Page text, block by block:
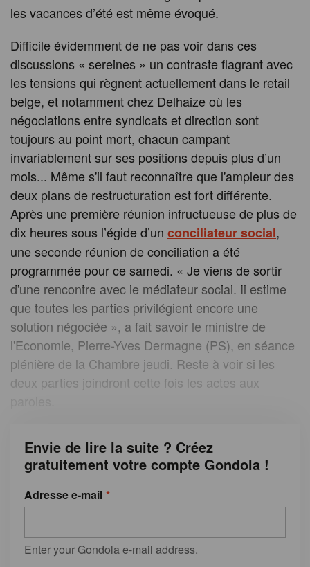
les vacances d’été est même évoqué.
Difficile évidemment de ne pas voir dans ces
discussions « sereines » un contraste flagrant avec
les tensions qui règnent actuellement dans le retail
belge, et notamment chez Delhaize où les
négociations entre syndicats et direction sont
toujours au point mort, chacun campant
invariablement sur ses positions depuis plus d’un
mois... Même s'il faut reconnaître que l'ampleur des
deux plans de restructuration est fort différente.
Après une première réunion infructueuse de plus de
dix heures sous l’égide d’un conciliateur social,
une seconde réunion de conciliation a été
programmée pour ce samedi. « Je viens de sortir
d'une rencontre avec le médiateur social. Il estime
que toutes les parties privilégient encore une
solution négociée », a fait savoir le ministre de
l'Economie, Pierre-Yves Dermagne (PS), en séance
plénière de la Chambre jeudi. Reste à voir si les
deux parties joindront cette fois les actes aux
Envie de lire la suite ? Créez
gratuitement votre compte Gondola !
Adresse e-mail
Enter your Gondola e-mail address.